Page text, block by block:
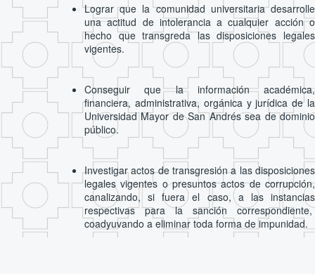
Lograr que la comunidad universitaria desarrolle
una actitud de intolerancia a cualquier acción o
hecho que transgreda las disposiciones legales
vigentes.
Conseguir que la información académica,
financiera, administrativa, orgánica y jurídica de la
Universidad Mayor de San Andrés sea de dominio
público.
Investigar actos de transgresión a las disposiciones
legales vigentes o presuntos actos de corrupción,
canalizando, si fuera el caso, a las instancias
respectivas para la sanción correspondiente,
coadyuvando a eliminar toda forma de impunidad.